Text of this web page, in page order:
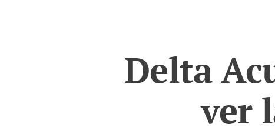
Delta
ver